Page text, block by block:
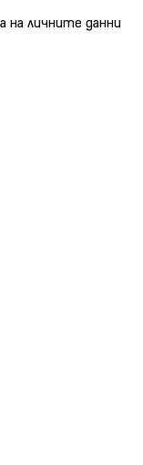
на личните данни